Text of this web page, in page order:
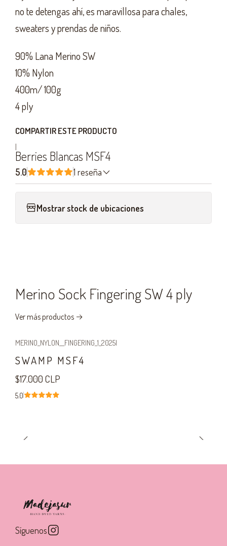
no te detengas ahí, es maravillosa para chales,
sweaters y prendas de niños.
90% Lana Merino SW
10% Nylon
400m/ 100g
4 ply
COMPARTIR ESTE PRODUCTO
|
Berries Blancas MSF4
5.0 1 reseña
Mostrar stock de ubicaciones
Merino Sock Fingering SW 4 ply
Ver más productos
MERINO_NYLON__FINGERING_1_2025|
SWAMP MSF4
$17.000 CLP
5.0
Síguenos